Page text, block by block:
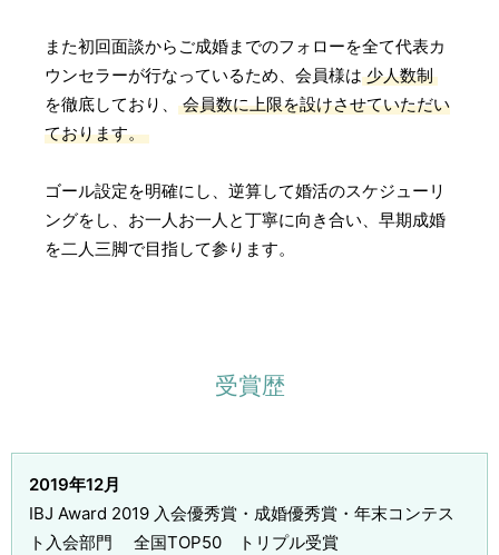
また初回面談からご成婚までのフォローを全て代表カ
ウンセラーが行なっているため、会員様は少人数制
を徹底しており、会員数に上限を設けさせていただい
ております。
ゴール設定を明確にし、逆算して婚活のスケジューリ
ングをし、お一人お一人と丁寧に向き合い、早期成婚
を二人三脚で目指して参ります。
受賞歴
2019年12月
IBJ Award 2019 入会優秀賞・成婚優秀賞・年末コンテス
ト入会部門 全国TOP50 トリプル受賞